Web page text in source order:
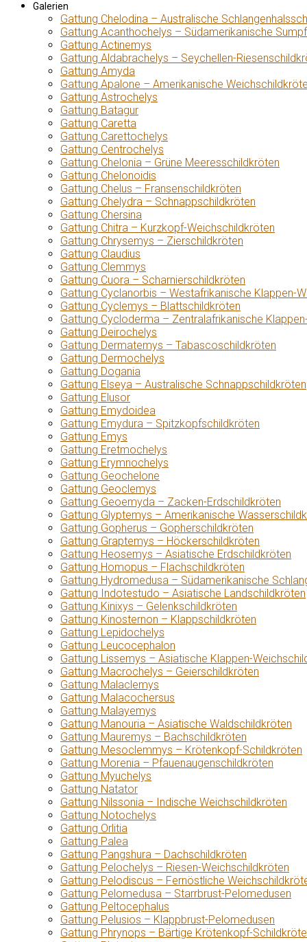
Galerien
Gattung Chelodina – Australische
Gattung Acanthochelys – Südamerikanische
Gattung Actinemys
Gattung Aldabrachelys – Seychellen-
Gattung Amyda
Gattung Apalone – Amerikanische
Gattung Astrochelys
Gattung Batagur
Gattung Caretta
Gattung Carettochelys
Gattung Centrochelys
Gattung Chelonia – Grüne Meeresschildkröten
Gattung Chelonoidis
Gattung Chelus – Fransenschildkröten
Gattung Chelydra – Schnappschildkröten
Gattung Chersina
Gattung Chitra – Kurzkopf-Weichschildkröten
Gattung Chrysemys – Zierschildkröten
Gattung Claudius
Gattung Clemmys
Gattung Cuora – Scharnierschildkröten
Gattung Cyclanorbis – Westafrikanische Klappen-
Gattung Cyclemys – Blattschildkröten
Gattung Cycloderma – Zentralafrikanische
Gattung Deirochelys
Gattung Dermatemys – Tabascoschildkröten
Gattung Dermochelys
Gattung Dogania
Gattung Elseya – Australische Schnappschildkröten
Gattung Elusor
Gattung Emydoidea
Gattung Emydura – Spitzkopfschildkröten
Gattung Emys
Gattung Eretmochelys
Gattung Erymnochelys
Gattung Geochelone
Gattung Geoclemys
Gattung Geoemyda – Zacken-Erdschildkröten
Gattung Glyptemys – Amerikanische
Gattung Gopherus – Gopherschildkröten
Gattung Graptemys – Höckerschildkröten
Gattung Heosemys – Asiatische Erdschildkröten
Gattung Homopus – Flachschildkröten
Gattung Hydromedusa – Südamerikanische
Gattung Indotestudo – Asiatische Landschildkröten
Gattung Kinixys – Gelenkschildkröten
Gattung Kinosternon – Klappschildkröten
Gattung Lepidochelys
Gattung Leucocephalon
Gattung Lissemys – Asiatische Klappen-
Gattung Macrochelys – Geierschildkröten
Gattung Malaclemys
Gattung Malacochersus
Gattung Malayemys
Gattung Manouria – Asiatische Waldschildkröten
Gattung Mauremys – Bachschildkröten
Gattung Mesoclemmys – Krötenkopf-Schildkröten
Gattung Morenia – Pfauenaugenschildkröten
Gattung Myuchelys
Gattung Natator
Gattung Nilssonia – Indische Weichschildkröten
Gattung Notochelys
Gattung Orlitia
Gattung Palea
Gattung Pangshura – Dachschildkröten
Gattung Pelochelys – Riesen-Weichschildkröten
Gattung Pelodiscus – Fernöstliche
Gattung Pelomedusa – Starrbrust-Pelomedusen
Gattung Peltocephalus
Gattung Pelusios – Klappbrust-Pelomedusen
Gattung Phrynops – Bärtige Krötenkopf-